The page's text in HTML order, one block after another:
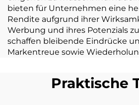
bieten für Unternehmen eine
Rendite aufgrund ihrer
Werbung und ihres Potenzials
schaffen bleibende Eindrücke
Markentreue sowie
Praktische